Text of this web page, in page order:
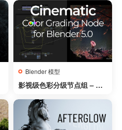
se 15 For Blender Eevee A
nd Cycles
Blender 模型
影视级色彩分级节点组 – Cin